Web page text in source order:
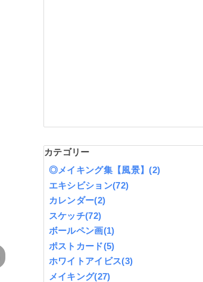
カテゴリー
◎メイキング集【風景】(2)
エキシビション(72)
カレンダー(2)
スケッチ(72)
ボールペン画(1)
ポストカード(5)
ホワイトアイビス(3)
メイキング(27)